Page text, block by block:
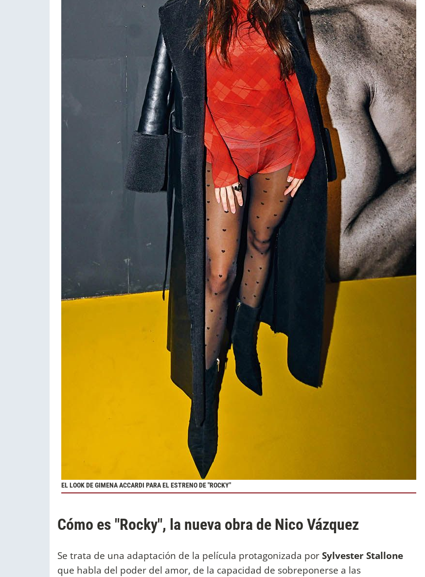
EL LOOK DE GIMENA ACCARDI PARA EL ESTRENO DE "ROCKY"
Cómo es "Rocky", la nueva obra de Nico Vázquez
Se trata de una adaptación de la película protagonizada porSylvester Stallone
que habla del poder del amor, de la capacidad de sobreponerse a las